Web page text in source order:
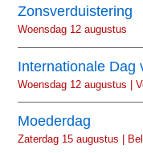
Zonsverduistering
Woensdag 12 augustus
Internationale Dag
Woensdag 12 augustus |
Moederdag
Zaterdag 15 augustus |